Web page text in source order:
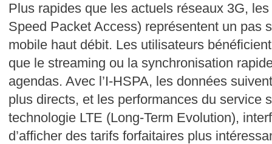
Plus rapides que les actuels réseaux 3G,
Speed Packet Access) représentent un pas
mobile haut débit. Les utilisateurs
que le streaming ou la synchronisation
agendas. Avec l’I-HSPA, les données
plus directs, et les performances du service
technologie LTE (Long-Term Evolution),
d’afficher des tarifs forfaitaires plus